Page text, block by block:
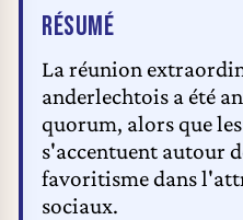
RÉSUMÉDE L'ARTICLE
La réunion
anderlechtois a été
quorum, alors que
s'accentuent autour
favoritisme dans
sociaux.